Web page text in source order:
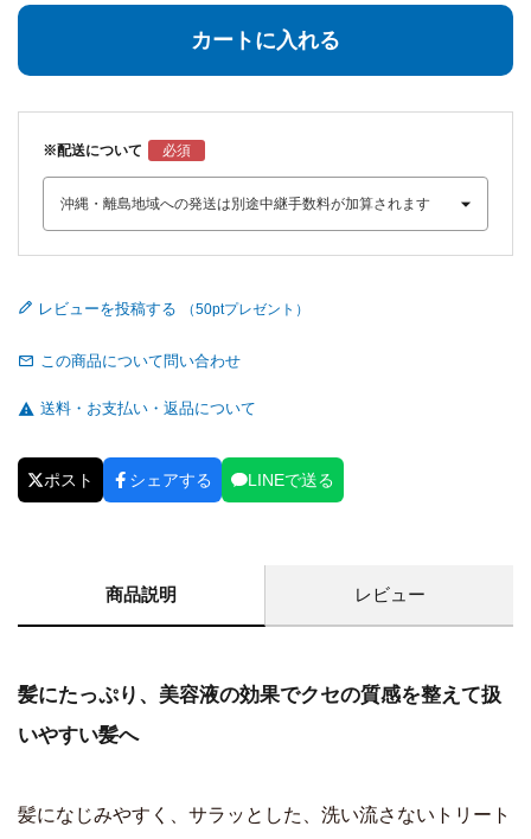
カートに入れる
※配送について
レビューを投稿する
この商品について問い合わせ
送料・お支払い・返品について
ポスト シェアする LINEで送る
商品説明 レビュー
髪にたっぷり、美容液の効果でクセの質感を整えて扱
いやすい髪へ
髪になじみやすく、サラッとした、洗い流さないトリート